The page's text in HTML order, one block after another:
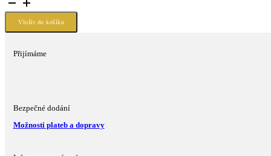
Vložit do košíku
Přijímáme
Bezpečné dodání
Možnosti plateb a dopravy